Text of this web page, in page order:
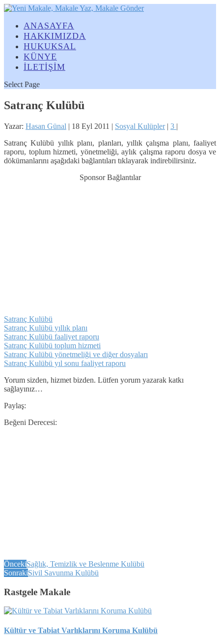
ANASAYFA
HAKKIMIZDA
HUKUKSAL
KÜNYE
İLETİŞİM
Select Page
Satranç Kulübü
Yazar: Hasan Günal | 18 Eyl 2011 | Sosyal Kulüpler| 3 |
Satranç Kulübü yıllık planı, planları, yıllık çalışma planı, faaliyet
raporu, toplum hizmeti, yönetmeliği, aylık çalışma raporu dosya ve
dökümanlarını aşağıdaki bağlantıları tıklayarak indirebilirsiniz.
Sponsor Bağlantılar
Satranç Kulübü
Satranç Kulübü yıllık planı
Satranç Kulübü faaliyet raporu
Satranç Kulübü toplum hizmeti
Satranç Kulübü yönetmeliği ve diğer dosyaları
Satranç Kulübü yıl sonu faaliyet raporu
Yorum sizden, hizmet bizden. Lütfen yorum yazarak katkı
sağlayınız…
Paylaş:
Beğeni Derecesi:
ÖncekiSağlık, Temizlik ve Beslenme Kulübü
SonrakiSivil Savunma Kulübü
Rastgele Makale
Kültür ve Tabiat Varlıklarını Koruma Kulübü